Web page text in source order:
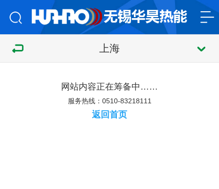
上海
网站内容正在筹备中……
服务热线：0510-83218111
返回首页